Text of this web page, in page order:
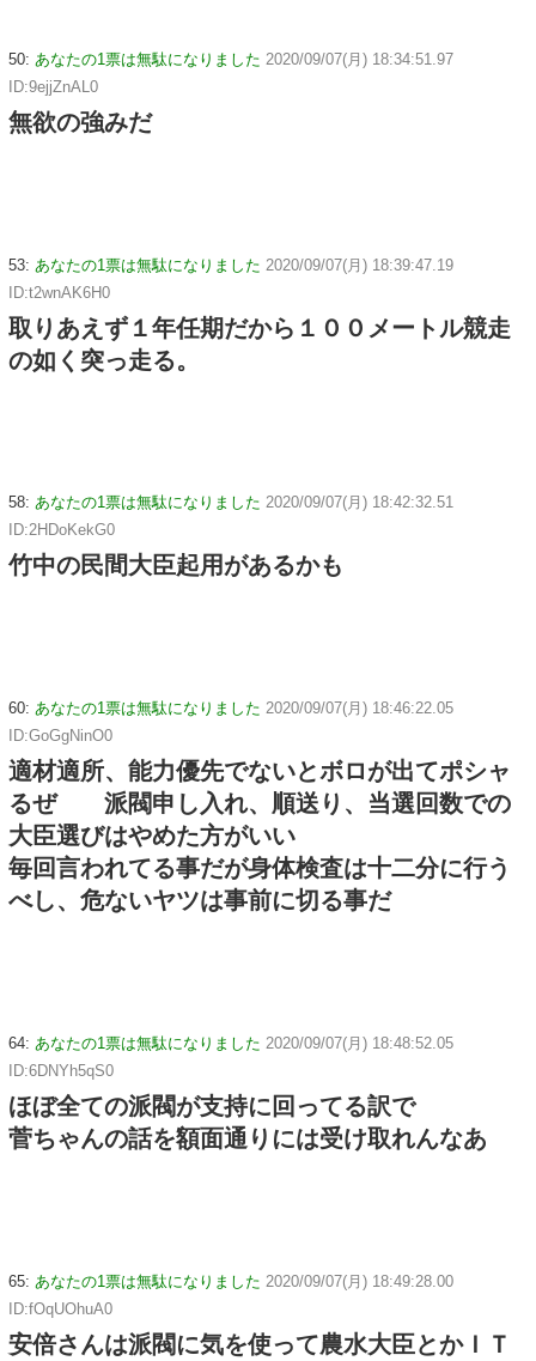
50: あなたの1票は無駄になりました 2020/09/07(月) 18:34:51.97
ID:9ejjZnAL0
無欲の強みだ
53: あなたの1票は無駄になりました 2020/09/07(月) 18:39:47.19
ID:t2wnAK6H0
取りあえず１年任期だから１００メートル競走
の如く突っ走る。
58: あなたの1票は無駄になりました 2020/09/07(月) 18:42:32.51
ID:2HDoKekG0
竹中の民間大臣起用があるかも
60: あなたの1票は無駄になりました 2020/09/07(月) 18:46:22.05
ID:GoGgNinO0
適材適所、能力優先でないとボロが出てポシャ
るぜ 派閥申し入れ、順送り、当選回数での
大臣選びはやめた方がいい
毎回言われてる事だが身体検査は十二分に行う
べし、危ないヤツは事前に切る事だ
64: あなたの1票は無駄になりました 2020/09/07(月) 18:48:52.05
ID:6DNYh5qS0
ほぼ全ての派閥が支持に回ってる訳で
菅ちゃんの話を額面通りには受け取れんなあ
65: あなたの1票は無駄になりました 2020/09/07(月) 18:49:28.00
ID:fOqUOhuA0
安倍さんは派閥に気を使って農水大臣とかＩＴ